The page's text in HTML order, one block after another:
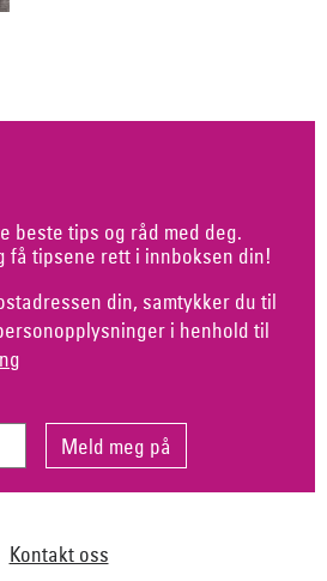
beste tips og råd med deg.
få tipsene rett i innboksen din!
din, samtykker du til
i henhold til
Kontakt oss